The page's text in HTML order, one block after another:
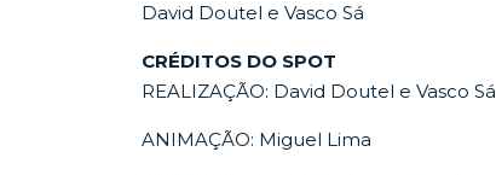
David Doutel e Vasco Sá
CRÉDITOS DO SPOT
REALIZAÇÃO: David Doutel e Vasco Sá
ANIMAÇÃO: Miguel Lima